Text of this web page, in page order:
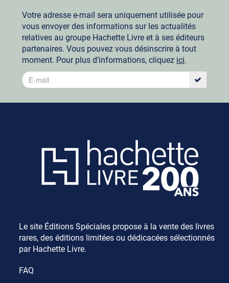
Votre adresse e-mail sera uniquement utilisée pour
vous envoyer des informations sur les actualités
relatives au groupe Hachette Livre et à ses éditeurs
partenaires. Vous pouvez vous désinscrire à tout
moment. Pour plus d’informations, cliquez ici.
Le site Éditions Spéciales propose à la vente des livres
rares, des éditions limitées ou dédicacées sélectionnés
par Hachette Livre.
FAQ